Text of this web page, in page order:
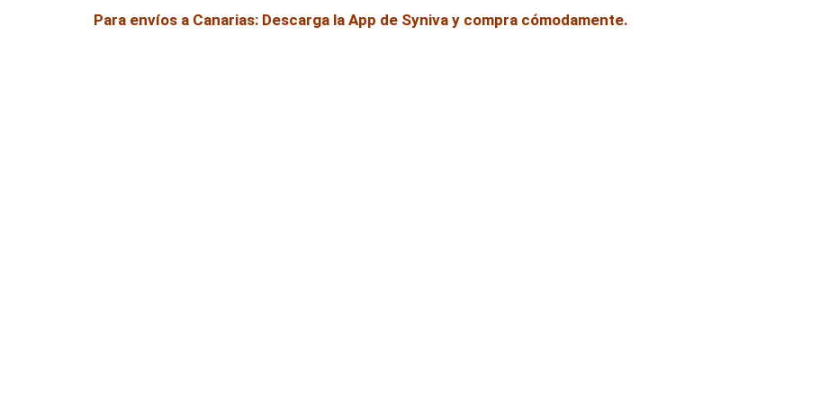
Para envíos a Canarias: Descarga la App de Syniva y compra cómodamente.